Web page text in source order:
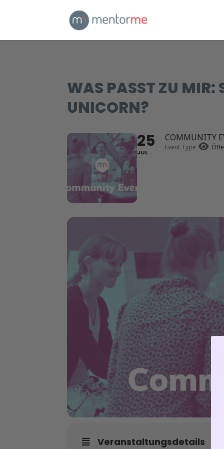
WAS PASST ZU
UNICORN?
25
JUL
COMMUNITY
Event Type
Veranstaltungsdetails